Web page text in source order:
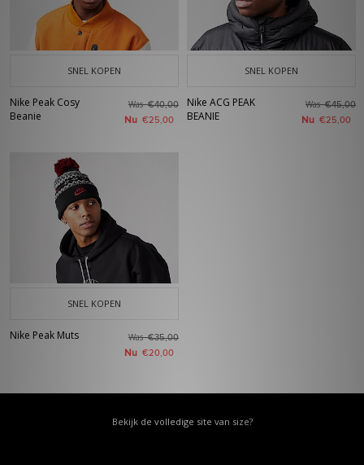
SNEL KOPEN
Nike Peak Cosy
Beanie
Was€40,00
Nu €25,00
SNEL KOPEN
Nike ACG PEAK
BEANIE
Was€45,00
Nu €25,00
SNEL KOPEN
Nike Peak Muts Was€35,00
Nu €20,00
Bekijk de volledige site van size?